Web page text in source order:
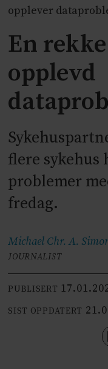
opplever
En
opplevd
flere sykehus
problemer
fredag.
Michael Chr. A.
JOURNALIST
PUBLISERT
SIST OPPDATERT